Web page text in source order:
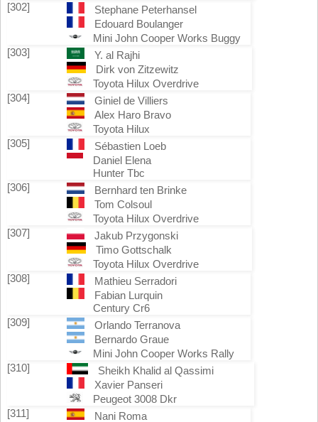
[302]
Stephane Peterhansel
Edouard Boulanger
Mini John Cooper Works Buggy
[303]
Y. al Rajhi
Dirk von Zitzewitz
Toyota Hilux Overdrive
[304]
Giniel de Villiers
Alex Haro Bravo
Toyota Hilux
[305]
Sébastien Loeb
Daniel Elena
Hunter Tbc
[306]
Bernhard ten Brinke
Tom Colsoul
Toyota Hilux Overdrive
[307]
Jakub Przygonski
Timo Gottschalk
Toyota Hilux Overdrive
[308]
Mathieu Serradori
Fabian Lurquin
Century Cr6
[309]
Orlando Terranova
Bernardo Graue
Mini John Cooper Works Rally
[310]
Sheikh Khalid al Qassimi
Xavier Panseri
Peugeot 3008 Dkr
[311]
Nani Roma